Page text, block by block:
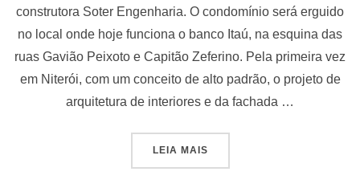
construtora Soter Engenharia. O condomínio será erguido
no local onde hoje funciona o banco Itaú, na esquina das
ruas Gavião Peixoto e Capitão Zeferino. Pela primeira vez
em Niterói, com um conceito de alto padrão, o projeto de
arquitetura de interiores e da fachada …
LEIA MAIS“EMPREENDIMENTO